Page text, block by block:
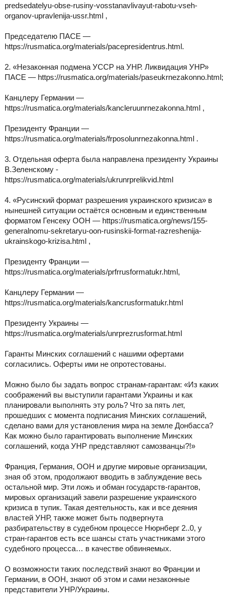
predsedatelyu-obse-rusiny-vosstanavlivayut-rabotu-vseh-
organov-upravlenija-ussr.html ,
Председателю ПАСЕ —
https://rusmatica.org/materials/pacepresidentrus.html.
2. «Незаконная подмена УССР на УНР. Ликвидация УНР»
ПАСЕ — https://rusmatica.org/materials/paseukrnezakonno.html;
Канцлеру Германии —
https://rusmatica.org/materials/kancleruunrnezakonna.html ,
Президенту Франции —
https://rusmatica.org/materials/frposolunrnezakonna.html .
3. Отдельная оферта была направлена президенту Украины
В.Зеленскому -
https://rusmatica.org/materials/ukrunrprelikvid.html
4. «Русинский формат разрешения украинского кризиса» в
нынешней ситуации остаётся основным и единственным
форматом Генсеку ООН — https://rusmatica.org/news/155-
generalnomu-sekretaryu-oon-rusinskii-format-razreshenija-
ukrainskogo-krizisa.html ,
Президенту Франции —
https://rusmatica.org/materials/prfrrusformatukr.html,
Канцлеру Германии —
https://rusmatica.org/materials/kancrusformatukr.html
Президенту Украины —
https://rusmatica.org/materials/unrprezrusformat.html
Гаранты Минских соглашений с нашими офертами
согласились. Оферты ими не опротестованы.
Можно было бы задать вопрос странам-гарантам: «Из каких
соображений вы выступили гарантами Украины и как
планировали выполнять эту роль? Что за пять лет,
прошедших с момента подписания Минских соглашений,
сделано вами для установления мира на земле Донбасса?
Как можно было гарантировать выполнение Минских
соглашений, когда УНР представляют самозванцы?!»
Франция, Германия, ООН и другие мировые организации,
зная об этом, продолжают вводить в заблуждение весь
остальной мир. Эти ложь и обман государств-гарантов,
мировых организаций завели разрешение украинского
кризиса в тупик. Такая деятельность, как и все деяния
властей УНР, также может быть подвергнута
разбирательству в судебном процессе Нюрнберг 2..0, у
стран-гарантов есть все шансы стать участниками этого
судебного процесса… в качестве обвиняемых.
О возможности таких последствий знают во Франции и
Германии, в ООН, знают об этом и сами незаконные
представители УНР/Украины.